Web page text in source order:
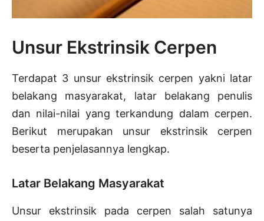
Unsur Ekstrinsik Cerpen
Terdapat 3 unsur ekstrinsik cerpen yakni latar
belakang masyarakat, latar belakang penulis
dan nilai-nilai yang terkandung dalam cerpen.
Berikut merupakan unsur ekstrinsik cerpen
beserta penjelasannya lengkap.
Latar Belakang Masyarakat
Unsur ekstrinsik pada cerpen salah satunya